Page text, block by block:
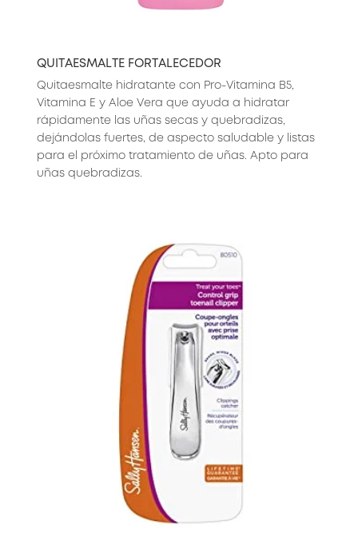
QUITAESMALTE FORTALECEDOR
Quitaesmalte hidratante con Pro-Vitamina B5,
Vitamina E y Aloe Vera que ayuda a hidratar
rápidamente las uñas secas y quebradizas,
dejándolas fuertes, de aspecto saludable y listas
para el próximo tratamiento de uñas. Apto para
uñas quebradizas.